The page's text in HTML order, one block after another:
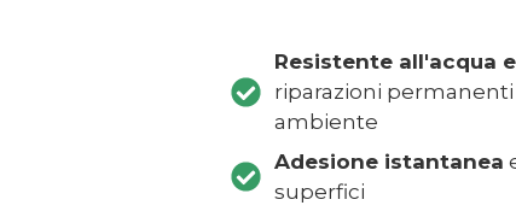
Resistente all'acqua
riparazioni permanenti
ambiente
Adesione istantanea
superfici